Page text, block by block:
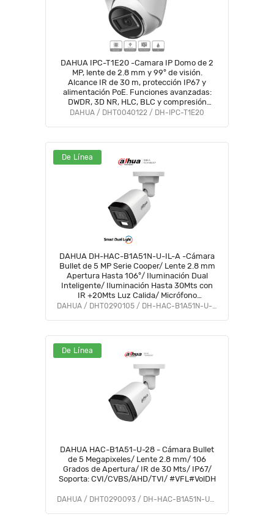
DAHUA IPC-T1E20 -Camara IP Domo de 2
MP, lente de 2.8 mm y 99° de visión.
Alcance IR de 30 m, protección IP67 y
alimentación PoE. Funciones avanzadas:
DWDR, 3D NR, HLC, BLC y compresión
H.265+ Ideal para videovigilancia
DAHUA / DHT0040122 / DH-IPC-T1E20
De Línea
DAHUA DH-HAC-B1A51N-U-IL-A -Cámara
Bullet de 5 MP Serie Cooper/ Lente 2.8 mm
Apertura Hasta 106°/ Iluminación Dual
Inteligente/ Iluminación Hasta 30Mts con
IR +20Mts Luz Calida/ Micrófono
Incorporado/ Plástico/ Para
DAHUA / DHT0290105 / DH-HAC-B1A51N-U-IL-A
De Línea
DAHUA HAC-B1A51-U-28 - Cámara Bullet
de 5 Megapixeles/ Lente 2.8 mm/ 106
Grados de Apertura/ IR de 30 Mts/ IP67/
Soporta: CVI/CVBS/AHD/TVI/ #VFL#VolDH
DAHUA / DHT0290093 / DH-HAC-B1A51N-U-0280B